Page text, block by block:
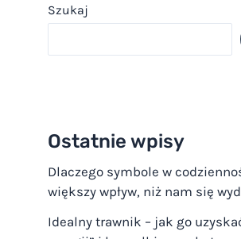
Szukaj
Ostatnie wpisy
Dlaczego symbole w
większy wpływ, niż nam się
Idealny trawnik – jak go